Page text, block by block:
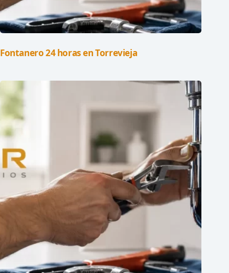
Fontanero 24 horas en Torrevieja